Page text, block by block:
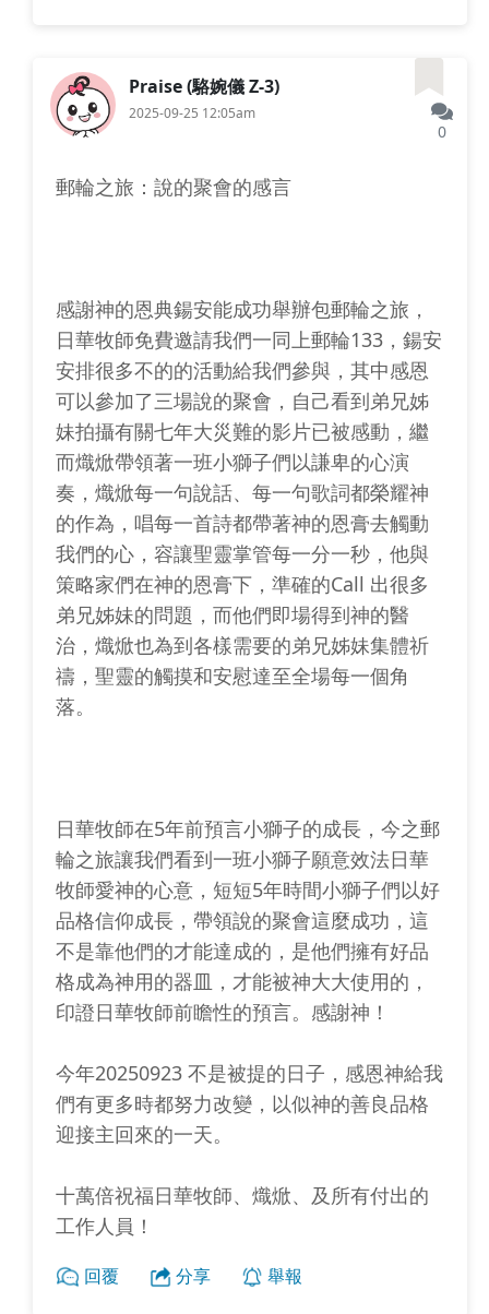
Praise (駱婉儀 Z-3)
2025-09-25 12:05am
0
郵輪之旅：說的聚會的感言
感謝神的恩典鍚安能成功舉辦包郵輪之旅，
日華牧師免費邀請我們一同上郵輪133，鍚安
安排很多不的的活動給我們參與，其中感恩
可以參加了三場說的聚會，自己看到弟兄姊
妹拍攝有關七年大災難的影片已被感動，繼
而熾焮帶領著一班小獅子們以謙卑的心演
奏，熾焮每一句說話、每一句歌詞都榮耀神
的作為，唱每一首詩都帶著神的恩膏去觸動
我們的心，容讓聖靈掌管每一分一秒，他與
策略家們在神的恩膏下，準確的Call 出很多
弟兄姊妹的問題，而他們即場得到神的醫
治，熾焮也為到各樣需要的弟兄姊妹集體祈
禱，聖靈的觸摸和安慰達至全場每一個角
落。
日華牧師在5年前預言小獅子的成長，今之郵
輪之旅讓我們看到一班小獅子願意效法日華
牧師愛神的心意，短短5年時間小獅子們以好
品格信仰成長，帶領說的聚會這麼成功，這
不是靠他們的才能達成的，是他們擁有好品
格成為神用的器皿，才能被神大大使用的，
印證日華牧師前瞻性的預言。感謝神！
今年20250923 不是被提的日子，感恩神給我
們有更多時都努力改變，以似神的善良品格
迎接主回來的一天。
十萬倍祝福日華牧師、熾焮、及所有付出的
工作人員！
回覆 分享 舉報